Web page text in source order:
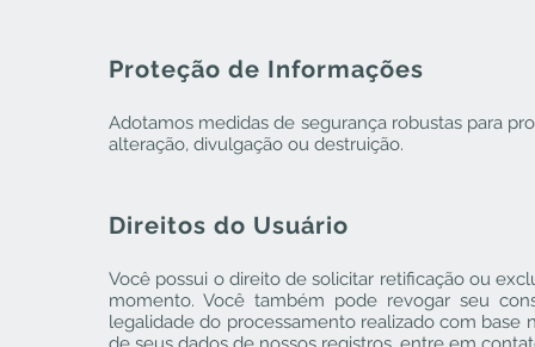
Proteção de Informações
Adotamos medidas de segurança robustas para
alteração, divulgação ou destruição.
Direitos do Usuário
Você possui o direito de solicitar retificação ou
momento. Você também pode revogar seu
legalidade do processamento realizado com base